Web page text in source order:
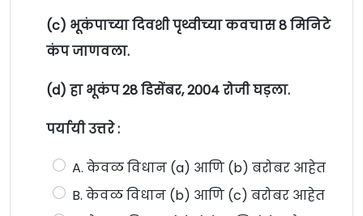
(c) भूकंपाच्या दिवशी पृथ्वीच्या कवचास 8 मिनिटे
कंप जाणवला.
(d) हा भूकंप 28 डिसेंबर, 2004 रोजी घड़ला.
पर्यायी उत्तरे :
A. केवळ विधान (a) आणि (b) बरोबर आहेत
B. केवळ विधान (b) आणि (c) बरोबर आहेत